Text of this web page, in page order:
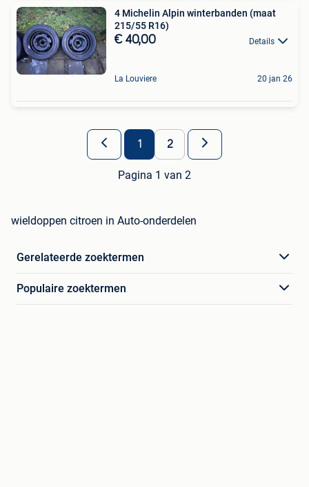
4 Michelin Alpin winterbanden (maat
215/55 R16)
€ 40,00 Details
La Louviere 20 jan 26
1 2
Pagina 1 van 2
wieldoppen citroen in Auto-onderdelen
Gerelateerde zoektermen
Populaire zoektermen